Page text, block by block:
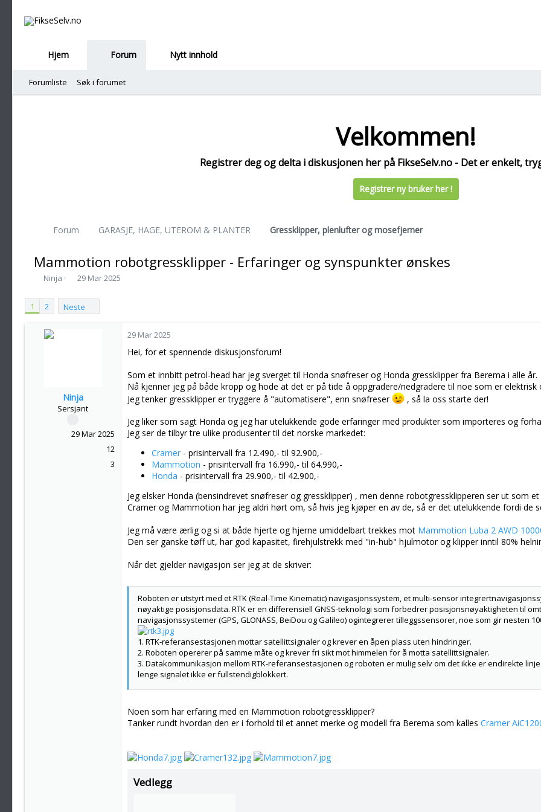
Hjem Forum Nytt innhold
Forumliste Søk i forumet
Velkommen!
Registrer deg og delta i diskusjonen her på FikseSelv.no - Det er enkelt,
Registrer ny bruker her !
Forum GARASJE, HAGE, UTEROM & PLANTER Gressklipper, plenlufter og mosefjerner
Mammotion robotgressklipper - Erfaringer og synspunkter ønskes
T
å
d
t
a
Ninja
S
a
r
29 Mar 2025
1 2 Neste
Ninja
Sersjant
29 Mar 2025
12
3
29 Mar 2025
Hei, for et spennende diskusjonsforum!
Som et innbitt petrol-head har jeg sverget til Honda snøfreser og Honda gressklipper fra Berema i alle år.
Nå kjenner jeg på både kropp og hode at det er på tide å oppgradere/nedgradere til noe som er
Jeg tenker gressklipper er tryggere å "automatisere", enn snøfreser
, så la oss starte der!
Jeg liker som sagt Honda og jeg har utelukkende gode erfaringer med produkter som importeres og
Jeg ser de tilbyr tre ulike produsenter til det norske markedet:
Cramer - prisintervall fra 12.490,- til 92.900,-
Mammotion - prisintervall fra 16.990,- til 64.990,-
Honda - prisintervall fra 29.900,- til 42.900,-
Jeg elsker Honda (bensindrevet snøfreser og gressklipper) , men denne robotgressklipperen ser ut som
Cramer og Mammotion har jeg aldri hørt om, så hvis jeg kjøper en av de, så er det utelukkende fordi de
Jeg må være ærlig og si at både hjerte og hjerne umiddelbart trekkes mot Mammotion Luba 2 AWD
Den ser ganske tøff ut, har god kapasitet, firehjulstrekk med "in-hub" hjulmotor og klipper inntil 80%
Når det gjelder navigasjon ser jeg at de skriver:
Roboten er utstyrt med et RTK (Real-Time Kinematic) navigasjonssystem, et multi-sensor
nøyaktige posisjonsdata. RTK er en differensiell GNSS-teknologi som forbedrer posisjonsnøyaktigheten til
navigasjonssystemer (GPS, GLONASS, BeiDou og Galileo) ogintegrerer tilleggssensorer, noe som gir nesten
1. RTK-referansestasjonen mottar satellittsignaler og krever en åpen plass uten hindringer.
2. Roboten opererer på samme måte og krever fri sikt mot himmelen for å motta satellittsignaler.
3. Datakommunikasjon mellom RTK-referansestasjonen og roboten er mulig selv om det ikke er endirekte
lenge signalet ikke er fullstendigblokkert.
operere effektivt ved hjelp av 3Dvisjonsposisjonering.
Noen som har erfaring med en Mammotion robotgressklipper?
Tanker rundt hvordan den er i forhold til et annet merke og modell fra Berema som kalles Cramer
Vedlegg